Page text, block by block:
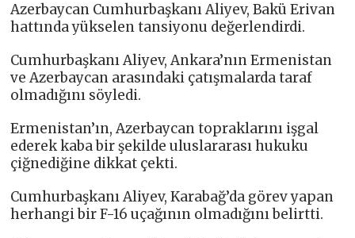
Azerbaycan Cumhurbaşkanı Aliyev, Bakü Erivan
hattında yükselen tansiyonu değerlendirdi.
Cumhurbaşkanı Aliyev, Ankara’nın Ermenistan
ve Azerbaycan arasındaki çatışmalarda taraf
olmadığını söyledi.
Ermenistan’ın, Azerbaycan topraklarını işgal
ederek kaba bir şekilde uluslararası hukuku
çiğnediğine dikkat çekti.
Cumhurbaşkanı Aliyev, Karabağ’da görev yapan
herhangi bir F-16 uçağının olmadığını belirtti.